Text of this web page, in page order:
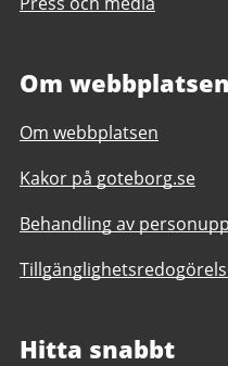
Om webbplatsen
Om webbplatsen
Kakor på goteborg.se
Behandling av
Hitta snabbt